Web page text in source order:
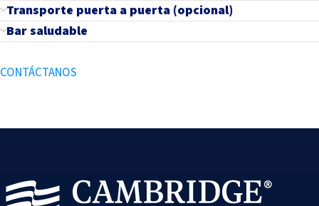
Transporte puerta a puerta (opcional)
Bar saludable
CONTÁCTANOS